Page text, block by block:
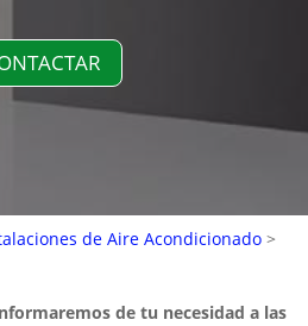
de Aire Acondicionado >
de tu necesidad a las